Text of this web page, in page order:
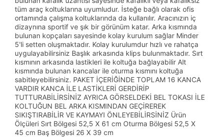
tüm araç koltuklarına uyumludur. İsteğe bağlı olarak ofis
ortamında çalışma koltuklarında da kullanılır. Aracınızın iç
dizaynına sportif ve şık bir görünüm katar. Arka kısmında
bulunan kopçaları sayesinde kolay kurulum sağlar Minder
5'li setten oluşmaktadır. Kolay kurulumdur hızlı ve rahatça
uygulayabilirsiniz Başlık arkasında klips bulunmaktadır. Sırt
kısmının arkasında lastikleri ile koltuğa bağlayabilir Alt
kısmında bulunan kancalar ile oturma kısmını koltuğa
sabitleyebilirsiniz. PAKET İÇERİĞİNDE TOPLAM 16 KANCA
VARDIR KANCA İLE LASTİKLERİ GERDİRİP
TUTTURABİLİRSİNİZ AYRICA GÖRSELDEKİ BEL TOKASI İLE
KOLTUĞUN BEL ARKA KISMINDAN GEÇİREREK
SIKIŞTIRABİLİR VE KAYMAYI ÖNLEYEBİLİRSİNİZ Ürün
Ölçüleri Sırt Bölgesi 52,5 X 61 cm Oturma Bölgesi 52,5 X
45 cm Baş Bölgesi 26 X 39 cm